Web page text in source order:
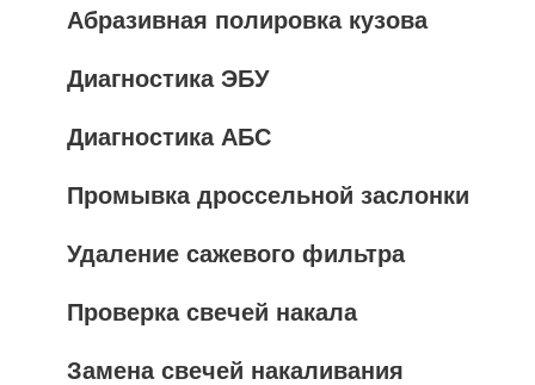
Абразивная полировка кузова
Диагностика ЭБУ
Диагностика АБС
Промывка дроссельной заслонки
Удаление сажевого фильтра
Проверка свечей накала
Замена свечей накаливания